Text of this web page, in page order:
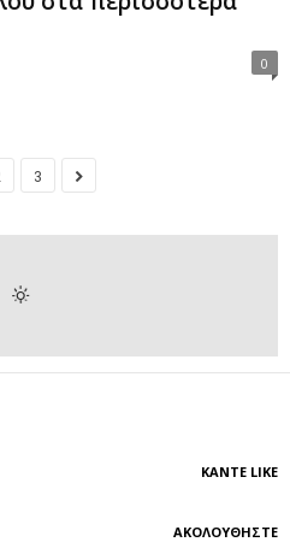
0
3
ΚΆΝΤΕ LIKE
ΑΚΟΛΟΥΘΉΣΤΕ